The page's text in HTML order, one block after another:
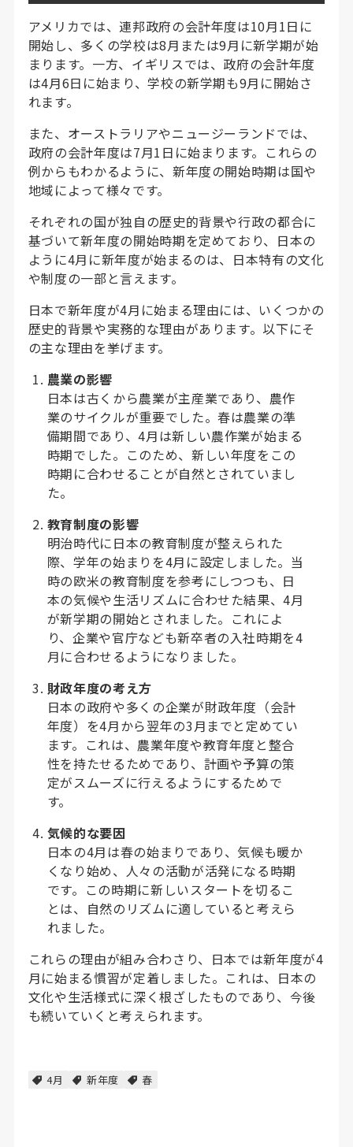
アメリカでは、連邦政府の会計年度は10月1日に
開始し、多くの学校は8月または9月に新学期が始
まります。一方、イギリスでは、政府の会計年度
は4月6日に始まり、学校の新学期も9月に開始さ
れます。
また、オーストラリアやニュージーランドでは、
政府の会計年度は7月1日に始まります。これらの
例からもわかるように、新年度の開始時期は国や
地域によって様々です。
それぞれの国が独自の歴史的背景や行政の都合に
基づいて新年度の開始時期を定めており、日本の
ように4月に新年度が始まるのは、日本特有の文化
や制度の一部と言えます。
日本で新年度が4月に始まる理由には、いくつかの
歴史的背景や実務的な理由があります。以下にそ
の主な理由を挙げます。
農業の影響
日本は古くから農業が主産業であり、農作
業のサイクルが重要でした。春は農業の準
備期間であり、4月は新しい農作業が始まる
時期でした。このため、新しい年度をこの
時期に合わせることが自然とされていまし
た。
教育制度の影響
明治時代に日本の教育制度が整えられた
際、学年の始まりを4月に設定しました。当
時の欧米の教育制度を参考にしつつも、日
本の気候や生活リズムに合わせた結果、4月
が新学期の開始とされました。これによ
り、企業や官庁なども新卒者の入社時期を4
月に合わせるようになりました。
財政年度の考え方
日本の政府や多くの企業が財政年度（会計
年度）を4月から翌年の3月までと定めてい
ます。これは、農業年度や教育年度と整合
性を持たせるためであり、計画や予算の策
定がスムーズに行えるようにするためで
す。
気候的な要因
日本の4月は春の始まりであり、気候も暖か
くなり始め、人々の活動が活発になる時期
です。この時期に新しいスタートを切るこ
とは、自然のリズムに適していると考えら
れました。
これらの理由が組み合わさり、日本では新年度が4
月に始まる慣習が定着しました。これは、日本の
文化や生活様式に深く根ざしたものであり、今後
も続いていくと考えられます。
4月 新年度 春